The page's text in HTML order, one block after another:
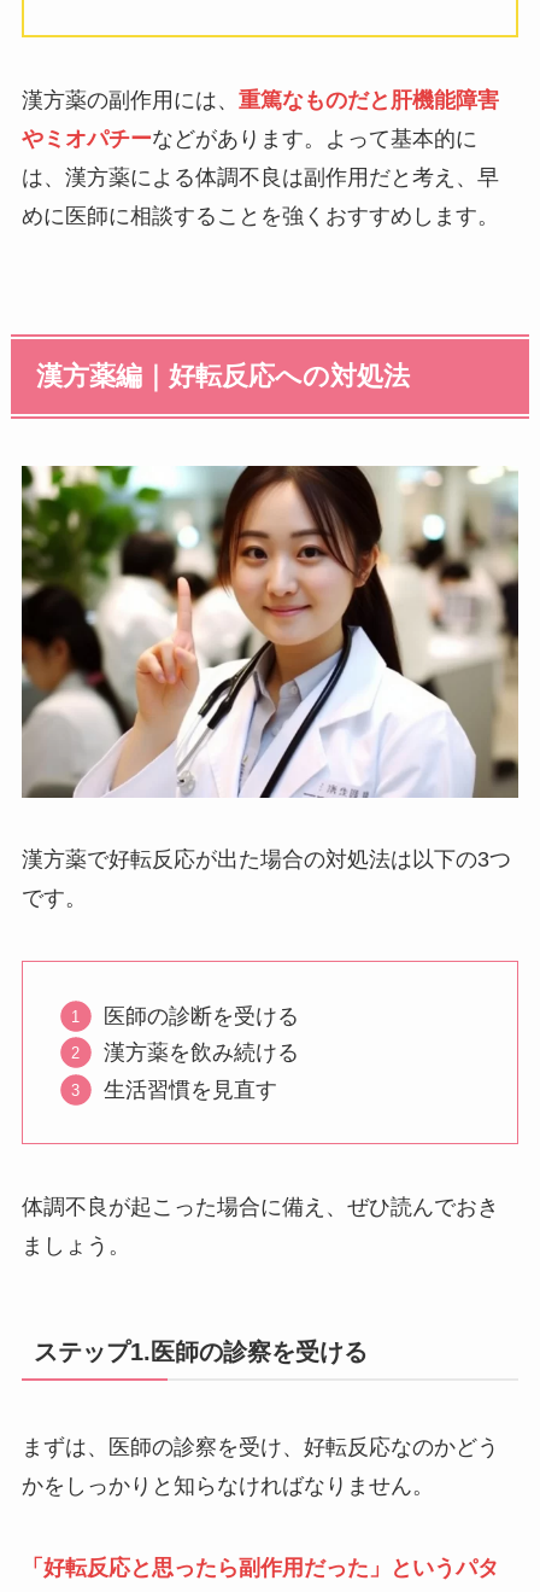
漢方薬の副作用には、 重篤なものだと肝機能障害
やミオパチーなどがあります。よって基本的に
は、漢方薬による体調不良は副作用だと考え、早
めに医師に相談することを強くおすすめします。
漢方薬編｜好転反応への対処法
漢方薬で好転反応が出た場合の対処法は以下の3つ
です。
医師の診断を受ける
漢方薬を飲み続ける
生活習慣を見直す
体調不良が起こった場合に備え、ぜひ読んでおき
ましょう。
ステップ1.医師の診察を受ける
まずは、医師の診察を受け、好転反応なのかどう
かをしっかりと知らなければなりません。
「好転反応と思ったら副作用だった」というパタ